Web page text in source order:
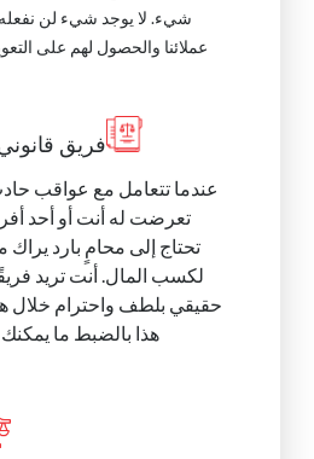
شيء. لا يوجد شيء لن
عملائنا والحصول لهم على
فريق
عندما تتعامل مع عواقب
تعرضت له أنت أو أحد
تحتاج إلى محامٍ بارد
لكسب المال. أنت تريد
حقيقي بلطف واحترام خلال
هذا بالضبط ما